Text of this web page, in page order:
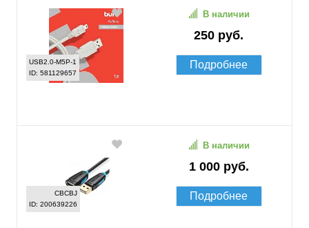
USB2.0-M5P-1
ID: 581129657
250 руб.
В наличии
Подробнее
CBCBJ
ID: 200639226
1 000 руб.
В наличии
Подробнее